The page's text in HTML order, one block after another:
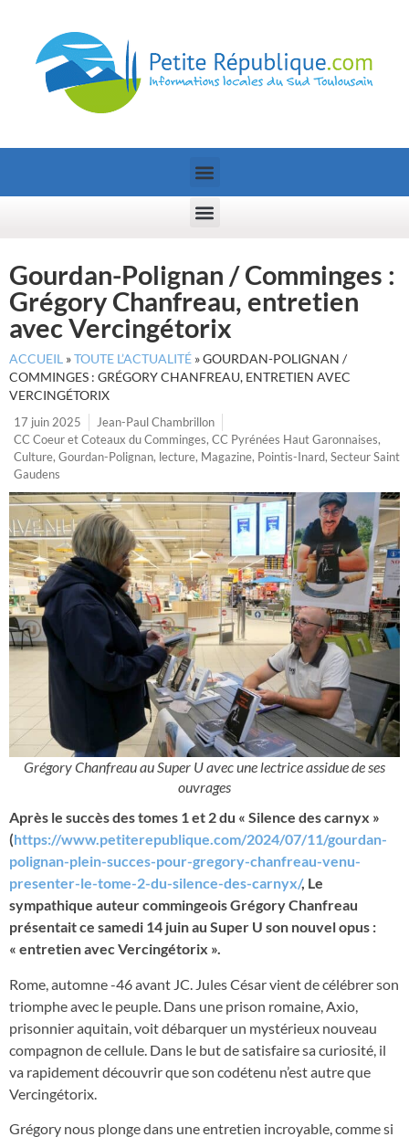
Gourdan-Polignan / Comminges :
Grégory Chanfreau, entretien
avec Vercingétorix
ACCUEIL »TOUTE L’ACTUALITÉ »GOURDAN-POLIGNAN /
COMMINGES : GRÉGORY CHANFREAU, ENTRETIEN AVEC
VERCINGÉTORIX
17 juin 2025
Jean-Paul Chambrillon
CC Coeur et Coteaux du Comminges, CC Pyrénées Haut Garonnaises,
Culture, Gourdan-Polignan, lecture, Magazine, Pointis-Inard, Secteur Saint
Gaudens
Grégory Chanfreau au Super U avec une lectrice assidue de ses
ouvrages
Après le succès des tomes 1 et 2 du « Silence des carnyx »
(https://www.petiterepublique.com/2024/07/11/gourdan-
polignan-plein-succes-pour-gregory-chanfreau-venu-
presenter-le-tome-2-du-silence-des-carnyx/, Le
sympathique auteur commingeois Grégory Chanfreau
présentait ce samedi 14 juin au Super U son nouvel opus :
« entretien avec Vercingétorix ».
Rome, automne -46 avant JC. Jules César vient de célébrer son
triomphe avec le peuple. Dans une prison romaine, Axio,
prisonnier aquitain, voit débarquer un mystérieux nouveau
compagnon de cellule. Dans le but de satisfaire sa curiosité, il
va rapidement découvrir que son codétenu n’est autre que
Vercingétorix.
Grégory nous plonge dans une entretien incroyable, comme si